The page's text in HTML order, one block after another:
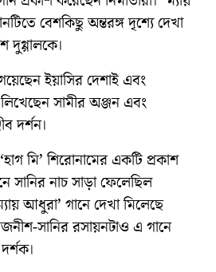
বেশকিছু অন্তরঙ্গ দৃশ্যে দেখা
দুগ্গালকে।
ইয়াসির দেশাই এবং
সামীর অঞ্জন এবং
দর্শন।
মি’ শিরোনামের একটি প্রকাশ
সানির নাচ সাড়া ফেলেছিল
আধুরা’ গানে দেখা মিলেছে
সানির রসায়নটাও এ গানে